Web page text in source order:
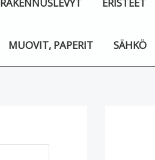
MUOVIT, PAPERIT SÄHKÖ